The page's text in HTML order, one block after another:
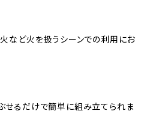
など火を扱うシーンでの利用にお
せるだけで簡単に組み立てられま